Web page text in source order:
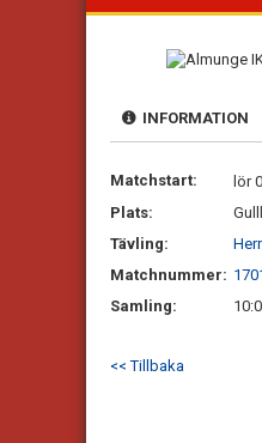
INFORMATION
Matchstart:
lör
Plats:
Tävling:
Matchnummer:
Samling:
<< Tillbaka